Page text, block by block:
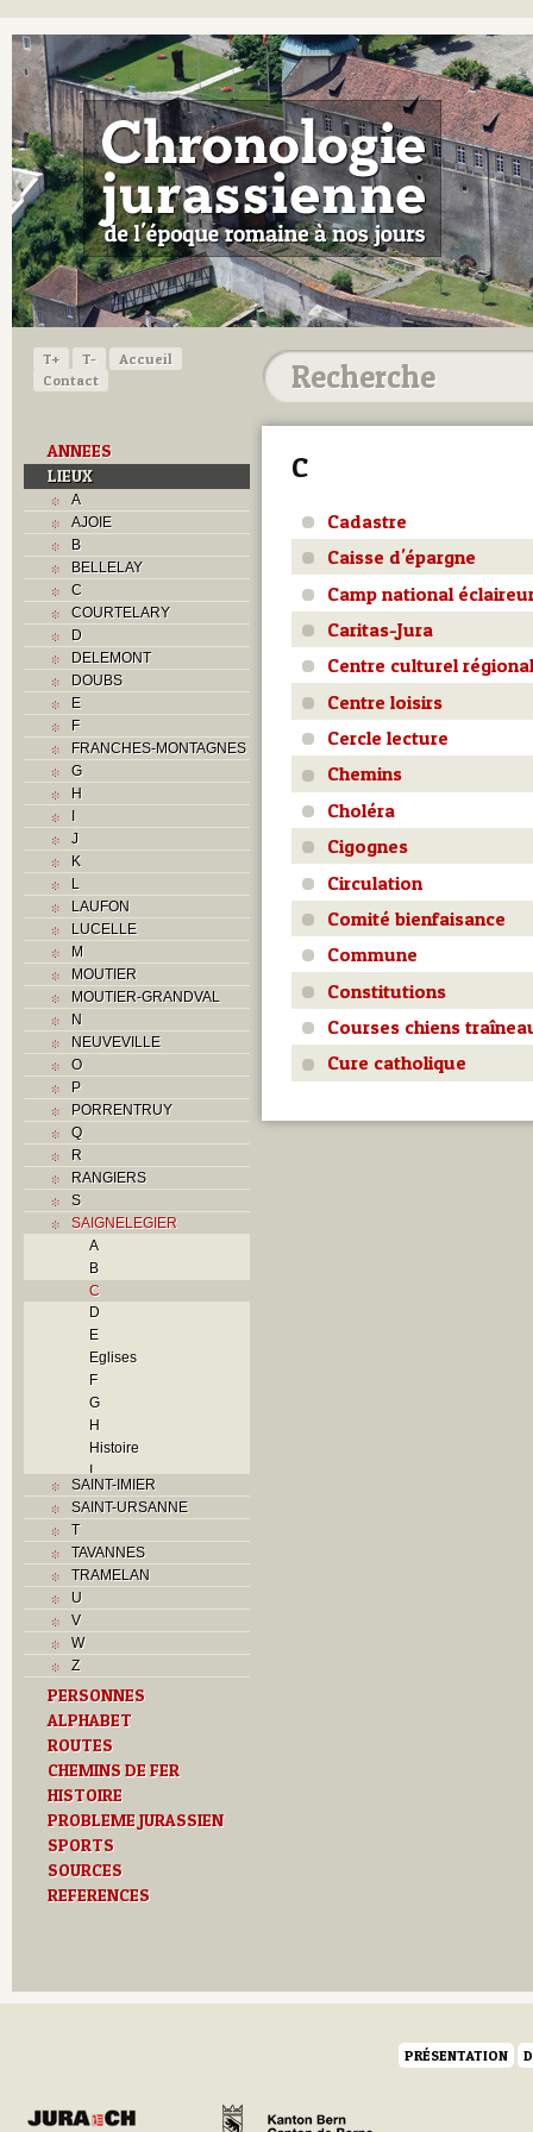
T+ T-
Accueil
Contact
ANNEES
LIEUX
A
AJOIE
B
BELLELAY
C
COURTELARY
D
DELEMONT
DOUBS
E
F
FRANCHES-MONTAGNES
G
H
I
J
K
L
LAUFON
LUCELLE
M
MOUTIER
MOUTIER-GRANDVAL
N
NEUVEVILLE
O
P
PORRENTRUY
Q
R
RANGIERS
S
SAIGNELEGIER
A
B
C
D
E
Eglises
F
G
H
Histoire
I
L
M
P
Problème jurassien
U
Z
SAINT-IMIER
SAINT-URSANNE
T
TAVANNES
TRAMELAN
U
V
W
Z
PERSONNES
ALPHABET
ROUTES
CHEMINS DE FER
HISTOIRE
PROBLEME JURASSIEN
SPORTS
SOURCES
REFERENCES
C
Cadastre
Caisse d'épargne
Camp national
Caritas-Jura
Centre culturel régional
Centre loisirs
Cercle lecture
Chemins
Choléra
Cigognes
Circulation
Comité bienfaisance
Commune
Constitutions
Courses chiens
Cure catholique
PRÉSENTATION